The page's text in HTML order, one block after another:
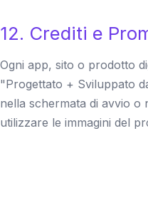
12. Crediti e
Ogni app, sito o prodotto
"Progettato + Sviluppato
nella schermata di avvio
utilizzare le immagini del